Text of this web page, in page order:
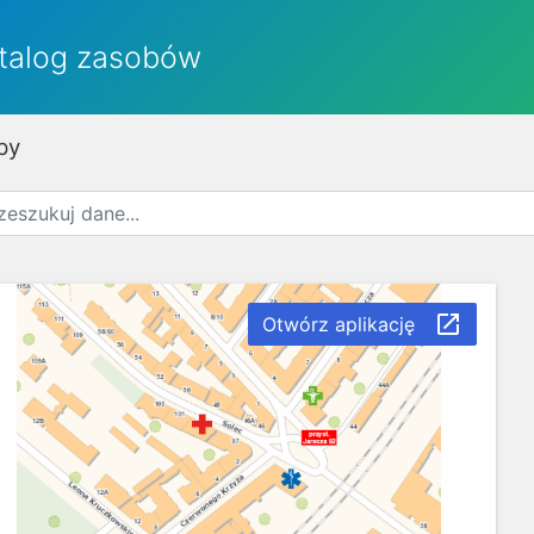
zasobów
Otwórz aplikację launch